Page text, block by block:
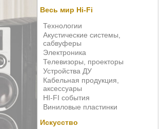
Весь мир Hi-Fi
Технологии
Акустические системы,
сабвуферы
Электроника
Телевизоры, проекторы
Устройства ДУ
Кабельная продукция,
аксессуары
HI-FI события
Виниловые пластинки
Искусство